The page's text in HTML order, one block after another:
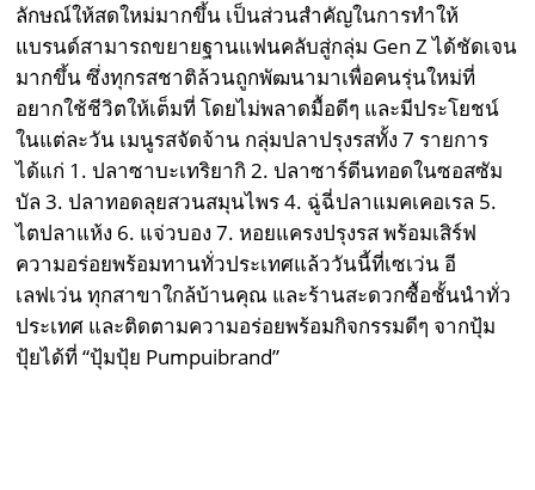
ลักษณ์ให้สดใหม่มากขึ้น เป็นส่วนสำคัญในการทำให้
แบรนด์สามารถขยายฐานแฟนคลับสู่กลุ่ม Gen Z ได้ชัดเจน
มากขึ้น ซึ่งทุกรสชาติล้วนถูกพัฒนามาเพื่อคนรุ่นใหม่ที่
อยากใช้ชีวิตให้เต็มที่ โดยไม่พลาดมื้อดีๆ และมีประโยชน์
ในแต่ละวัน เมนูรสจัดจ้าน กลุ่มปลาปรุงรสทั้ง 7 รายการ
ได้แก่ 1. ปลาซาบะเทริยากิ 2. ปลาซาร์ดีนทอดในซอสซัม
บัล 3. ปลาทอดลุยสวนสมุนไพร 4. ฉู่ฉี่ปลาแมคเคอเรล 5.
ไตปลาแห้ง 6. แจ่วบอง 7. หอยแครงปรุงรส พร้อมเสิร์ฟ
ความอร่อยพร้อมทานทั่วประเทศแล้ววันนี้ที่เซเว่น อี
เลฟเว่น ทุกสาขาใกล้บ้านคุณ และร้านสะดวกซื้อชั้นนำทั่ว
ประเทศ และติดตามความอร่อยพร้อมกิจกรรมดีๆ จากปุ้ม
ปุ้ยได้ที่ “ปุ้มปุ้ย Pumpuibrand”